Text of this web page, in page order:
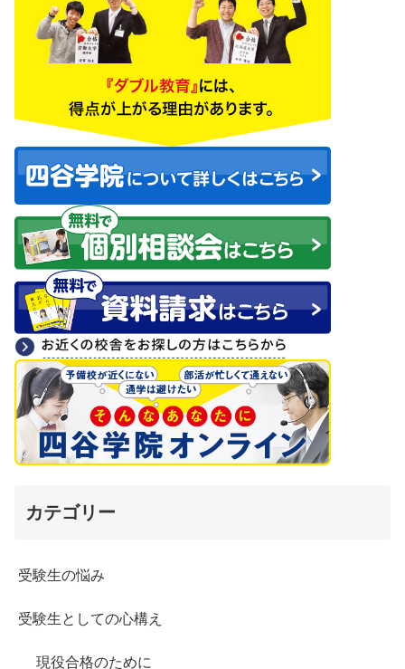
カテゴリー
受験生の悩み
受験生としての心構え
現役合格のために